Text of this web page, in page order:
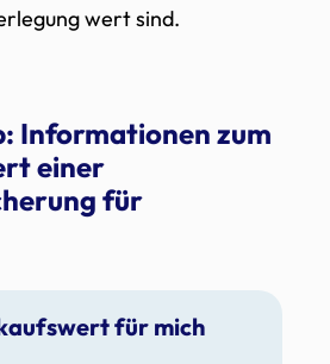
wert sind.
Informationen zum
einer
für
für mich